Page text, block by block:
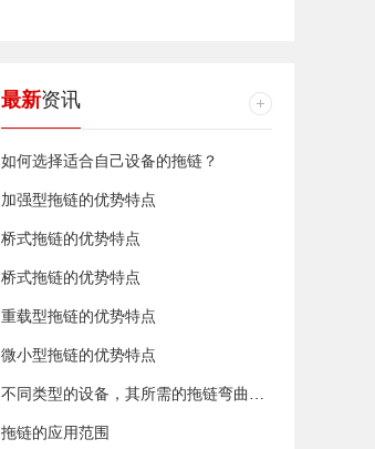
最新资讯
如何选择适合自己设备的拖链？
加强型拖链的优势特点
桥式拖链的优势特点
桥式拖链的优势特点
重载型拖链的优势特点
微小型拖链的优势特点
不同类型的设备，其所需的拖链弯曲半径有何差异？
拖链的应用范围